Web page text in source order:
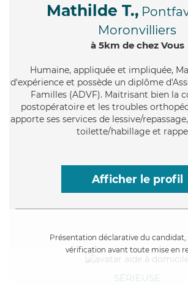
Mathilde T.,
Moronvilliers
à 5km de chez Vous
Humaine, appliquée et impliquée,
d'expérience et possède un diplôme
Familles (ADVF). Maitrisant bien la
postopératoire et les troubles
apporte ses services de lessive/
toilette/habillage et
Afficher le profil
Présentation déclarative du candidat,
vérification avant toute mise en
SÉRIEUSE